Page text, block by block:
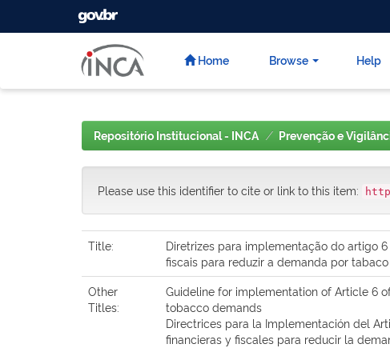
GOVBR
Home Browse Help
Repositório Institucional - INCA Prevenção e
Please use this identifier to cite or link to this item:
Title:
Diretrizes para implementação do artigo
fiscais para reduzir a demanda por tabaco
Other
Titles:
Guideline for implementation of Article 6
tobacco demands
Directrices para la Implementación del
financieras y fiscales para reducir la